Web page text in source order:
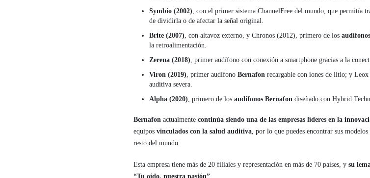
Symbio (2002), con el primer sistema ChannelFree del mundo, que permitía
de dividirla o de afectar la señal original.
Brite (2007), con altavoz externo, y Chronos (2012), primero de los
la retroalimentación.
Zerena (2018), primer audífono con conexión a smartphone gracias a la
Viron (2019), primer audífono Bernafon recargable con iones de litio; y
auditiva severa.
Alpha (2020), primero de los audífonos Bernafon diseñado con Hybrid
Bernafon actualmente continúa siendo una de las empresas líderes en la
equipos vinculados con la salud auditiva, por lo que puedes encontrar sus
resto del mundo.
Esta empresa tiene más de 20 filiales y representación en más de 70 países, y su
“Tu oído, nuestra pasión”.